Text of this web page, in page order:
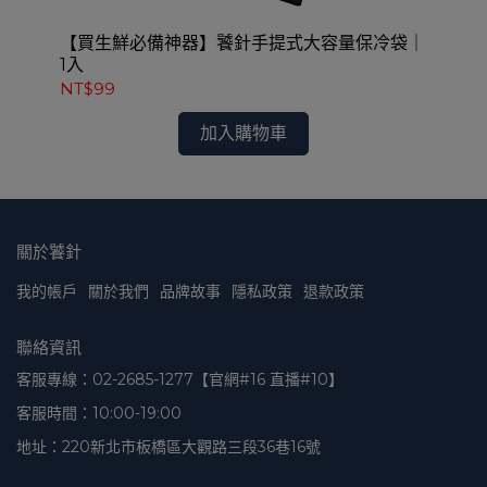
【買生鮮必備神器】饕針手提式大容量保冷袋｜
1入
NT$99
加入購物車
關於饕針
我的帳戶 關於我們 品牌故事 隱私政策 退款政策
聯絡資訊
客服專線：02-2685-1277【官網#16 直播#10】
客服時間：10:00-19:00
地址：220新北市板橋區大觀路三段36巷16號